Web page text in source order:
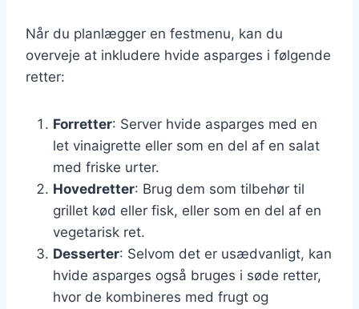
Når du planlægger en festmenu, kan du
overveje at inkludere hvide asparges i følgende
retter:
Forretter: Server hvide asparges med en
let vinaigrette eller som en del af en salat
med friske urter.
Hovedretter: Brug dem som tilbehør til
grillet kød eller fisk, eller som en del af en
vegetarisk ret.
Desserter: Selvom det er usædvanligt, kan
hvide asparges også bruges i søde retter,
hvor de kombineres med frugt og